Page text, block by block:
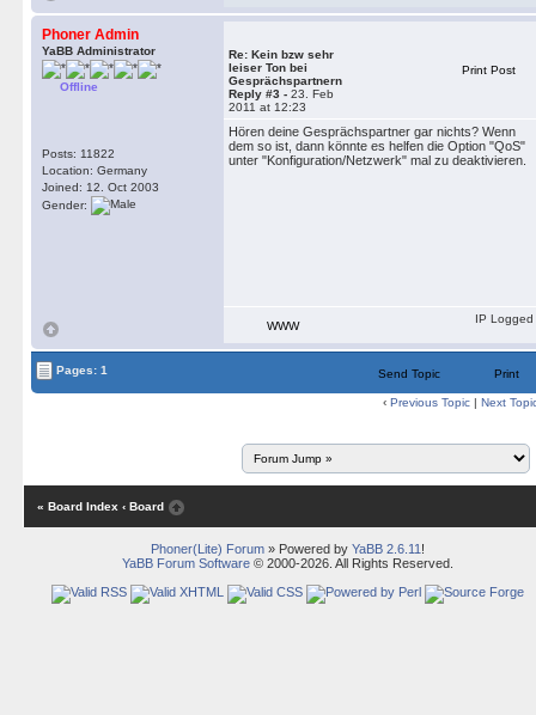
Phoner Admin
YaBB Administrator
Offline
Posts: 11822
Location: Germany
Joined: 12. Oct 2003
Gender:
Re: Kein bzw sehr
leiser Ton bei
Gesprächspartnern
Reply #3 - 23. Feb
2011 at 12:23
Print Post
Hören deine Gesprächspartner gar nichts? Wenn
dem so ist, dann könnte es helfen die Option "QoS"
unter "Konfiguration/Netzwerk" mal zu deaktivieren.
WWW
IP Logged
Pages: 1 Send Topic Print
‹ Previous Topic | Next
« Board Index ‹ Board
Phoner(Lite) Forum» Powered by YaBB 2.6.11 !
YaBB Forum Software© 2000-2026. All Rights Reserved.